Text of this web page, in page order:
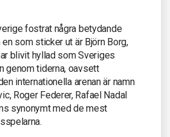
fostrat några betydande
som sticker ut är Björn Borg,
blivit hyllad som Sveriges
genom tiderna, oavsett
internationella arenan är namn
Roger Federer, Rafael Nadal
synonymt med de mest